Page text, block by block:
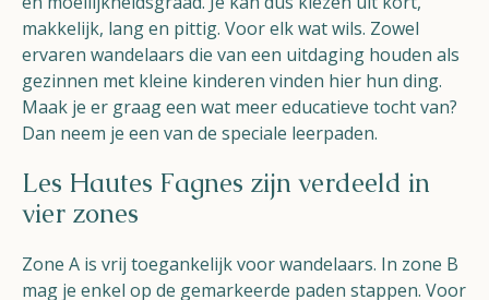
makkelijk, lang en pittig. Voor elk wat wils. Zowel
ervaren wandelaars die van een uitdaging houden als
gezinnen met kleine kinderen vinden hier hun ding.
Maak je er graag een wat meer educatieve tocht van?
Dan neem je een van de speciale leerpaden.
Les Hautes Fagnes zijn verdeeld in
vier zones
Zone A is vrij toegankelijk voor wandelaars. In zone B
mag je enkel op de gemarkeerde paden stappen. Voor